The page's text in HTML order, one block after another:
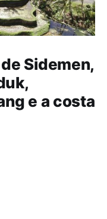
Sidemen,
e a costa